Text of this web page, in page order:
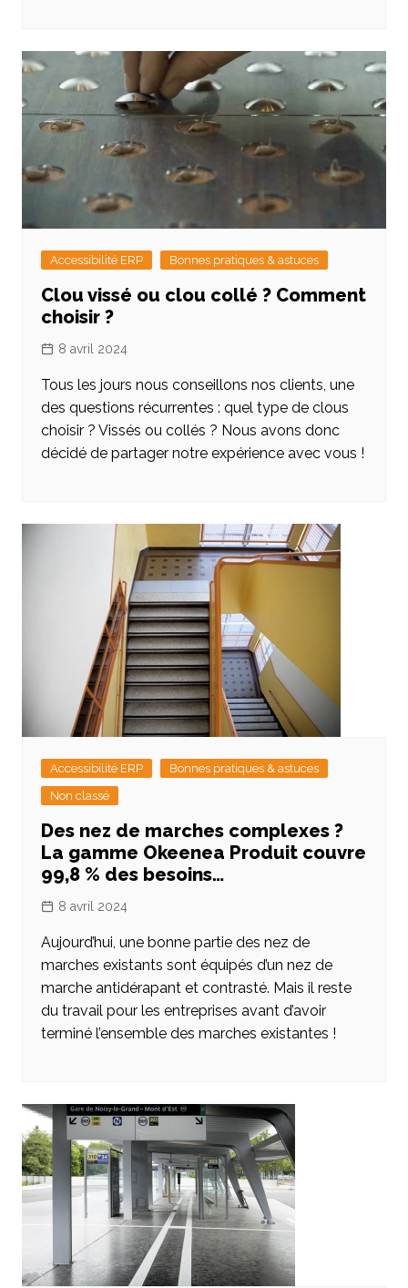
Accessibilité ERP Bonnes pratiques & astuces
Clou vissé ou clou collé ? Comment
choisir ?
8 avril 2024
Tous les jours nous conseillons nos clients, une
des questions récurrentes : quel type de clous
choisir ? Vissés ou collés ? Nous avons donc
décidé de partager notre expérience avec vous !
Accessibilité ERP
Bonnes pratiques & astuces
Non classé
Des nez de marches complexes ?
La gamme Okeenea Produit couvre
99,8 % des besoins…
8 avril 2024
Aujourd’hui, une bonne partie des nez de
marches existants sont équipés d’un nez de
marche antidérapant et contrasté. Mais il reste
du travail pour les entreprises avant d’avoir
terminé l’ensemble des marches existantes !